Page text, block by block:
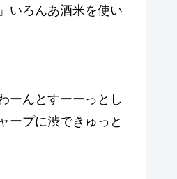
いろんあ酒米を使い
ーんとすーーっとし
ープに渋できゅっと